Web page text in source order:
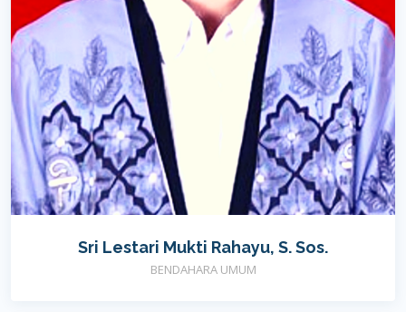
Sri Lestari Mukti Rahayu, S. Sos.
BENDAHARA UMUM